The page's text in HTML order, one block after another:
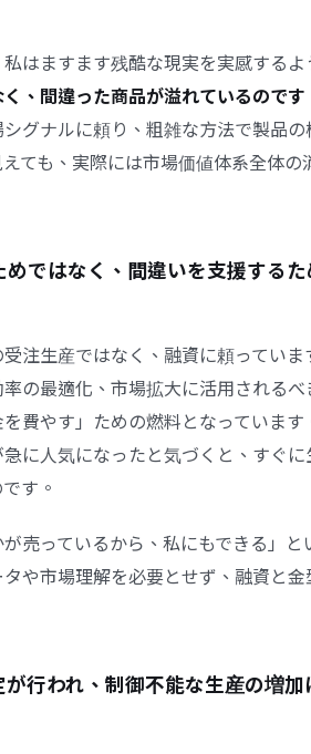
はますます残酷な現実を実感するよ
、間違った商品が溢れているのです
グナルに頼り、粗雑な方法で製品
ても、実際には市場価値体系全体の
ではなく、間違いを支援する
注生産ではなく、融資に頼っていま
の最適化、市場拡大に活用されるべ
費やす」ための燃料となっています
に人気になったと気づくと、すぐ
す。
売っているから、私にもできる」と
や市場理解を必要とせず、融資と
行われ、制御不能な生産の増加